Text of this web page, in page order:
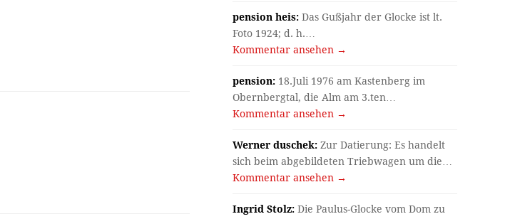
pension heis: Das Gußjahr der Glocke ist lt.
Foto 1924; d. h.…
Kommentar ansehen →
pension: 18.Juli 1976 am Kastenberg im
Obernbergtal, die Alm am 3.ten…
Kommentar ansehen →
Werner duschek: Zur Datierung: Es handelt
sich beim abgebildeten Triebwagen um die…
Kommentar ansehen →
Ingrid Stolz: Die Paulus-Glocke vom Dom zu